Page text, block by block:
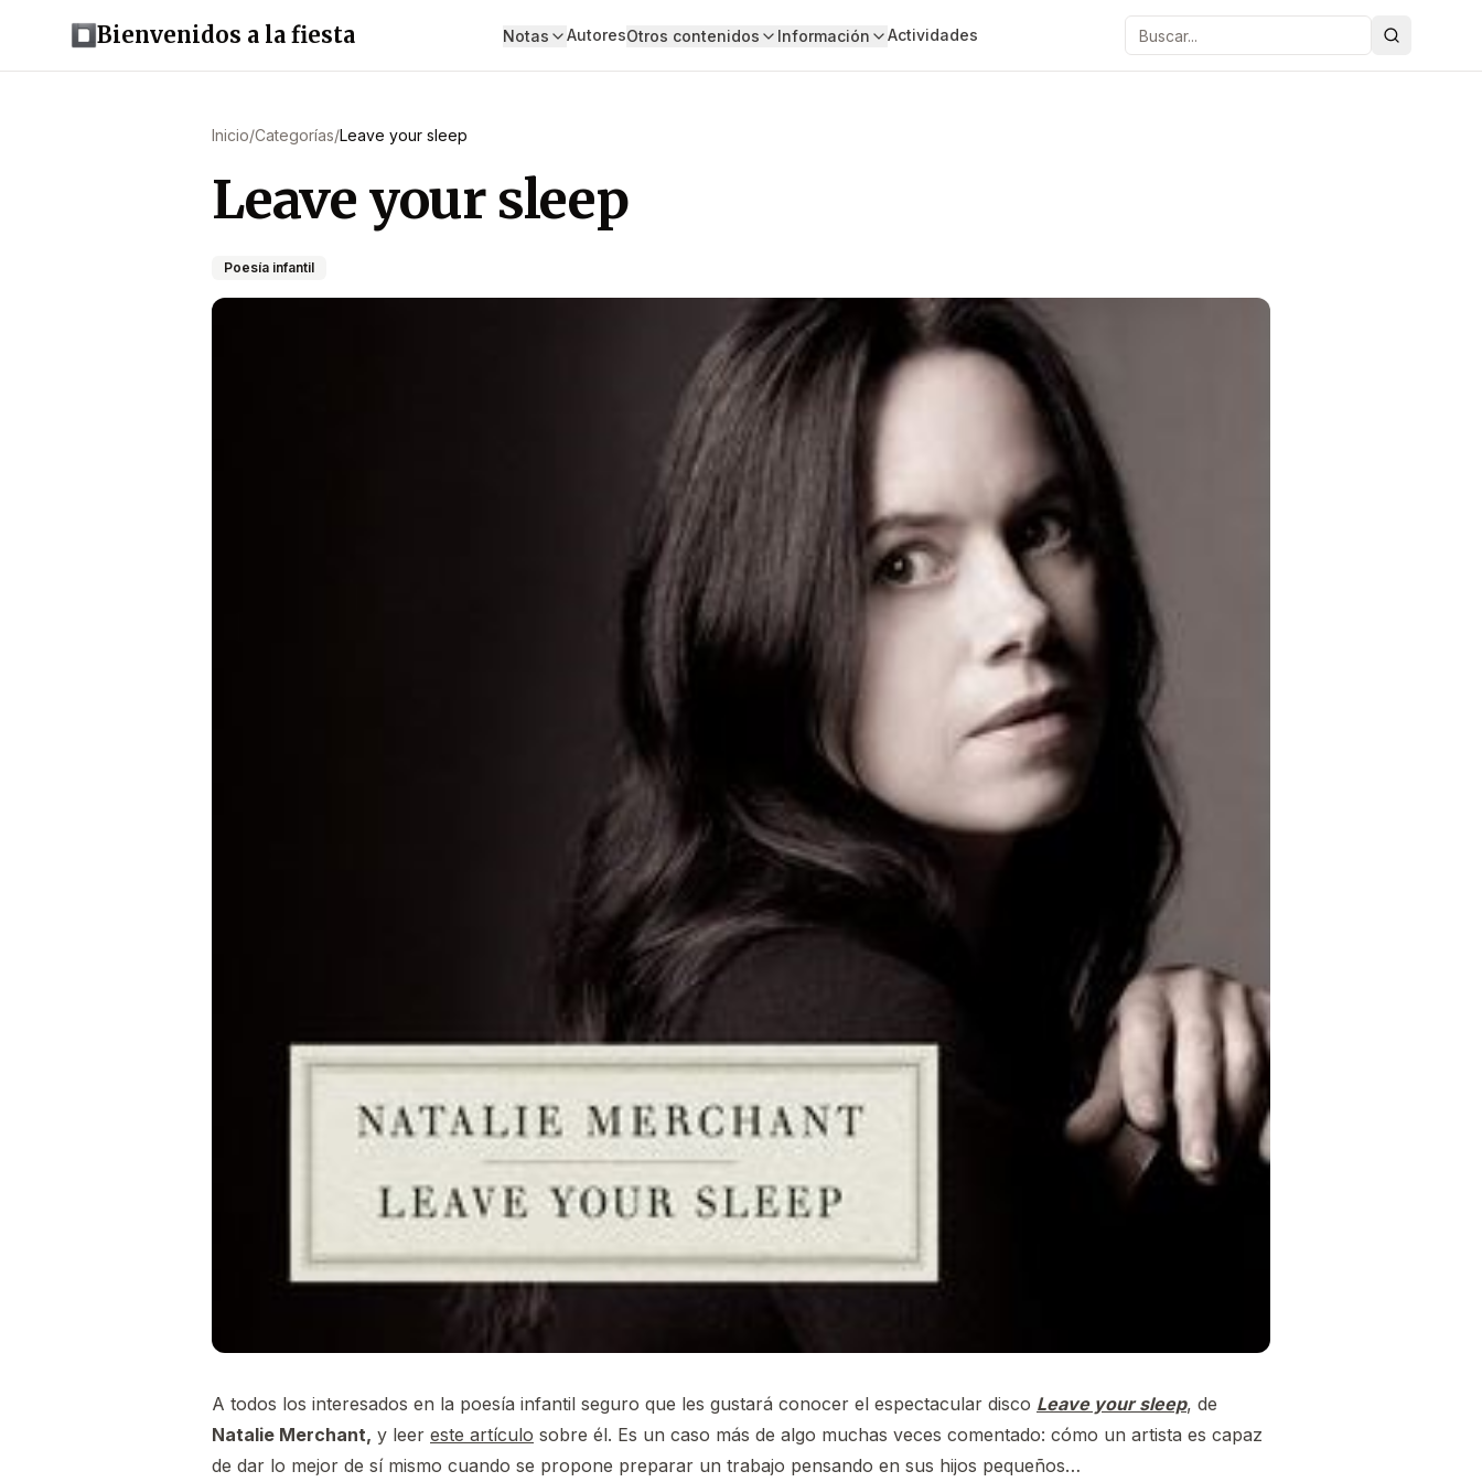
Bienvenidos a la fiesta Notas AutoresOtros contenidos Información Actividades Buscar
Inicio/Categorías/Leave your sleep
Leave your sleep
Poesía infantil
A todos los interesados en la poesía infantil seguro que les gustará conocer el espectacular disco Leave your sleep, de
Natalie Merchant, y leer este artículo sobre él. Es un caso más de algo muchas veces comentado: cómo un artista es capaz
de dar lo mejor de sí mismo cuando se propone preparar un trabajo pensando en sus hijos pequeños…